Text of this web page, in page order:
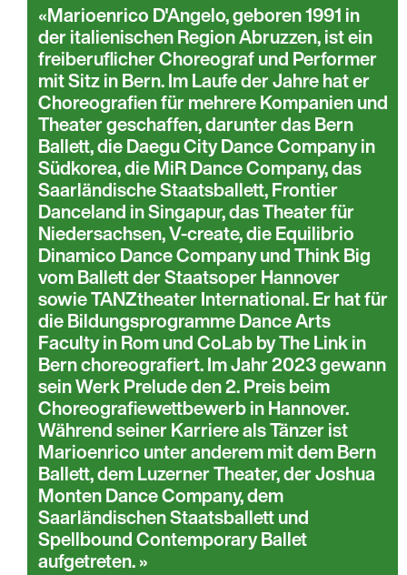
Marioenrico D'Angelo, geboren 1991 in
der italienischen Region Abruzzen, ist ein
freiberuflicher Choreograf und Performer
mit Sitz in Bern. Im Laufe der Jahre hat er
Choreografien für mehrere Kompanien und
Theater geschaffen, darunter das Bern
Ballett, die Daegu City Dance Company in
Südkorea, die MiR Dance Company, das
Saarländische Staatsballett, Frontier
Danceland in Singapur, das Theater für
Niedersachsen, V-create, die Equilibrio
Dinamico Dance Company und Think Big
vom Ballett der Staatsoper Hannover
sowie TANZtheater International. Er hat für
die Bildungsprogramme Dance Arts
Faculty in Rom und CoLab by The Link in
Bern choreografiert. Im Jahr 2023 gewann
sein Werk Prelude den 2. Preis beim
Choreografiewettbewerb in Hannover.
Während seiner Karriere als Tänzer ist
Marioenrico unter anderem mit dem Bern
Ballett, dem Luzerner Theater, der Joshua
Monten Dance Company, dem
Saarländischen Staatsballett und
Spellbound Contemporary Ballet
aufgetreten.